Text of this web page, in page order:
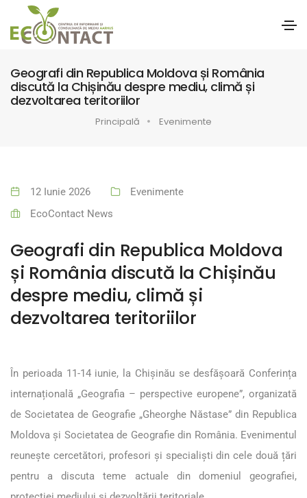
Geografi din Republica Moldova și România
discută la Chișinău despre mediu, climă și
dezvoltarea teritoriilor
Principală Evenimente
12 Iunie 2026
Evenimente
EcoContact News
Geografi din Republica Moldova
și România discută la Chișinău
despre mediu, climă și
dezvoltarea teritoriilor
În perioada 11-14 iunie, la Chișinău se desfășoară Conferința
internațională „Geografia – perspective europene”, organizată
de Societatea de Geografie „Gheorghe Năstase” din Republica
Moldova și Societatea de Geografie din România. Evenimentul
reunește cercetători, profesori și specialiști din cele două țări
pentru a discuta teme actuale din domeniul geografiei,